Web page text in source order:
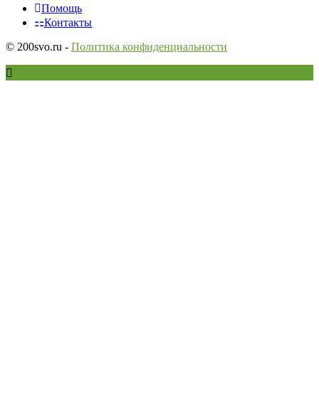
Помощь
Контакты
© 200svo.ru - Политика конфиденциальности